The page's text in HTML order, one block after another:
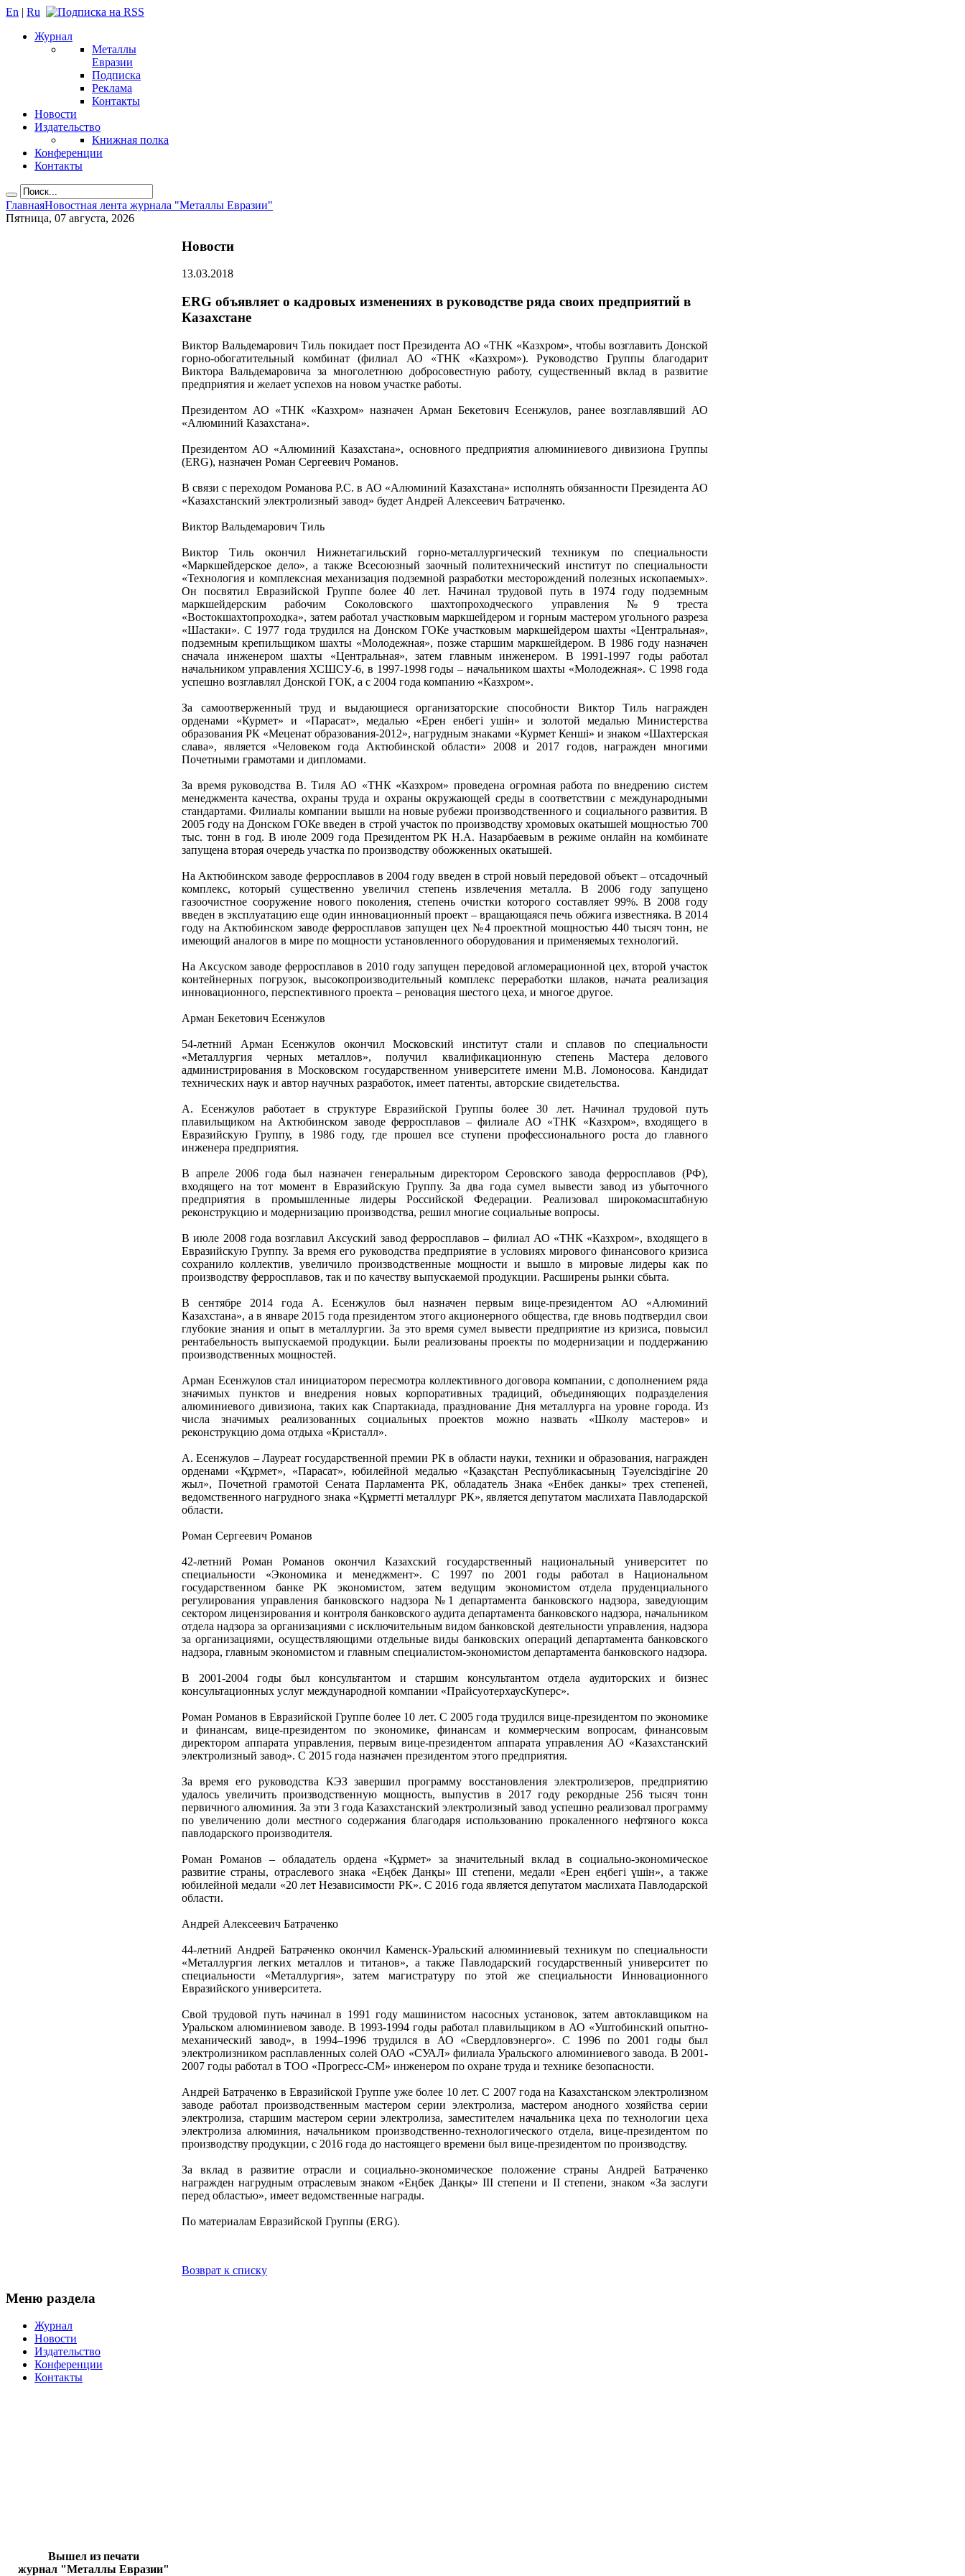
En | Ru
Журнал
Металлы
Евразии
Подписка
Реклама
Контакты
Новости
Издательство
Книжная полка
Конференции
Контакты
ГлавнаяНовостная лента журнала "Металлы Евразии"
Пятница, 07 августа, 2026
Новости
13.03.2018
ERG объявляет о кадровых изменениях в руководстве ряда своих предприятий в
Казахстане
Виктор Вальдемарович Тиль покидает пост Президента АО «ТНК «Казхром», чтобы возглавить Донской
горно-обогатительный комбинат (филиал АО «ТНК «Казхром»). Руководство Группы благодарит
Виктора Вальдемаровича за многолетнюю добросовестную работу, существенный вклад в развитие
предприятия и желает успехов на новом участке работы.
Президентом АО «ТНК «Казхром» назначен Арман Бекетович Есенжулов, ранее возглавлявший АО
«Алюминий Казахстана».
Президентом АО «Алюминий Казахстана», основного предприятия алюминиевого дивизиона Группы
(ERG), назначен Роман Сергеевич Романов.
В связи с переходом Романова Р.С. в АО «Алюминий Казахстана» исполнять обязанности Президента АО
«Казахстанский электролизный завод» будет Андрей Алексеевич Батраченко.
Виктор Вальдемарович Тиль
Виктор Тиль окончил Нижнетагильский горно-металлургический техникум по специальности
«Маркшейдерское дело», а также Всесоюзный заочный политехнический институт по специальности
«Технология и комплексная механизация подземной разработки месторождений полезных ископаемых».
Он посвятил Евразийской Группе более 40 лет. Начинал трудовой путь в 1974 году подземным
маркшейдерским рабочим Соколовского шахтопроходческого управления №9 треста
«Востокшахтопроходка», затем работал участковым маркшейдером и горным мастером угольного разреза
«Шастаки». С 1977 года трудился на Донском ГОКе участковым маркшейдером шахты «Центральная»,
подземным крепильщиком шахты «Молодежная», позже старшим маркшейдером. В 1986 году назначен
сначала инженером шахты «Центральная», затем главным инженером. В 1991-1997 годы работал
начальником управления ХСШСУ-6, в 1997-1998 годы – начальником шахты «Молодежная». С 1998 года
успешно возглавлял Донской ГОК, а с 2004 года компанию «Казхром».
За самоотверженный труд и выдающиеся организаторские способности Виктор Тиль награжден
орденами «Курмет» и «Парасат», медалью «Ерен енбегi yшiн» и золотой медалью Министерства
образования РК «Меценат образования-2012», нагрудным знаками «Курмет Кеншi» и знаком «Шахтерская
слава», является «Человеком года Актюбинской области» 2008 и 2017 годов, награжден многими
Почетными грамотами и дипломами.
За время руководства В. Тиля АО «ТНК «Казхром» проведена огромная работа по внедрению систем
менеджмента качества, охраны труда и охраны окружающей среды в соответствии с международными
стандартами. Филиалы компании вышли на новые рубежи производственного и социального развития. В
2005 году на Донском ГОКе введен в строй участок по производству хромовых окатышей мощностью 700
тыс. тонн в год. В июле 2009 года Президентом РК Н.А. Назарбаевым в режиме онлайн на комбинате
запущена вторая очередь участка по производству обожженных окатышей.
На Актюбинском заводе ферросплавов в 2004 году введен в строй новый передовой объект – отсадочный
комплекс, который существенно увеличил степень извлечения металла. В 2006 году запущено
газоочистное сооружение нового поколения, степень очистки которого составляет 99%. В 2008 году
введен в эксплуатацию еще один инновационный проект – вращающаяся печь обжига известняка. В 2014
году на Актюбинском заводе ферросплавов запущен цех №4 проектной мощностью 440 тысяч тонн, не
имеющий аналогов в мире по мощности установленного оборудования и применяемых технологий.
На Аксуском заводе ферросплавов в 2010 году запущен передовой агломерационной цех, второй участок
контейнерных погрузок, высокопроизводительный комплекс переработки шлаков, начата реализация
инновационного, перспективного проекта – реновация шестого цеха, и многое другое.
Арман Бекетович Есенжулов
54-летний Арман Есенжулов окончил Московский институт стали и сплавов по специальности
«Металлургия черных металлов», получил квалификационную степень Мастера делового
администрирования в Московском государственном университете имени М.В. Ломоносова. Кандидат
технических наук и автор научных разработок, имеет патенты, авторские свидетельства.
А. Есенжулов работает в структуре Евразийской Группы более 30 лет. Начинал трудовой путь
плавильщиком на Актюбинском заводе ферросплавов – филиале АО «ТНК «Казхром», входящего в
Евразийскую Группу, в 1986 году, где прошел все ступени профессионального роста до главного
инженера предприятия.
В апреле 2006 года был назначен генеральным директором Серовского завода ферросплавов (РФ),
входящего на тот момент в Евразийскую Группу. За два года сумел вывести завод из убыточного
предприятия в промышленные лидеры Российской Федерации. Реализовал широкомасштабную
реконструкцию и модернизацию производства, решил многие социальные вопросы.
В июле 2008 года возглавил Аксуский завод ферросплавов – филиал АО «ТНК «Казхром», входящего в
Евразийскую Группу. За время его руководства предприятие в условиях мирового финансового кризиса
сохранило коллектив, увеличило производственные мощности и вышло в мировые лидеры как по
производству ферросплавов, так и по качеству выпускаемой продукции. Расширены рынки сбыта.
В сентябре 2014 года А. Есенжулов был назначен первым вице-президентом АО «Алюминий
Казахстана», а в январе 2015 года президентом этого акционерного общества, где вновь подтвердил свои
глубокие знания и опыт в металлургии. За это время сумел вывести предприятие из кризиса, повысил
рентабельность выпускаемой продукции. Были реализованы проекты по модернизации и поддержанию
производственных мощностей.
Арман Есенжулов стал инициатором пересмотра коллективного договора компании, с дополнением ряда
значимых пунктов и внедрения новых корпоративных традиций, объединяющих подразделения
алюминиевого дивизиона, таких как Спартакиада, празднование Дня металлурга на уровне города. Из
числа значимых реализованных социальных проектов можно назвать «Школу мастеров» и
реконструкцию дома отдыха «Кристалл».
А. Есенжулов – Лауреат государственной премии РК в области науки, техники и образования, награжден
орденами «Құрмет», «Парасат», юбилейной медалью «Қазақстан Республикасының Тәуелсіздігіне 20
жыл», Почетной грамотой Сената Парламента РК, обладатель Знака «Енбек данкы» трех степеней,
ведомственного нагрудного знака «Құрметті металлург РК», является депутатом маслихата Павлодарской
области.
Роман Сергеевич Романов
42-летний Роман Романов окончил Казахский государственный национальный университет по
специальности «Экономика и менеджмент». С 1997 по 2001 годы работал в Национальном
государственном банке РК экономистом, затем ведущим экономистом отдела пруденциального
регулирования управления банковского надзора №1 департамента банковского надзора, заведующим
сектором лицензирования и контроля банковского аудита департамента банковского надзора, начальником
отдела надзора за организациями с исключительным видом банковской деятельности управления, надзора
за организациями, осуществляющими отдельные виды банковских операций департамента банковского
надзора, главным экономистом и главным специалистом-экономистом департамента банковского надзора.
В 2001-2004 годы был консультантом и старшим консультантом отдела аудиторских и бизнес
консультационных услуг международной компании «ПрайсуотерхаусКуперс».
Роман Романов в Евразийской Группе более 10 лет. С 2005 года трудился вице-президентом по экономике
и финансам, вице-президентом по экономике, финансам и коммерческим вопросам, финансовым
директором аппарата управления, первым вице-президентом аппарата управления АО «Казахстанский
электролизный завод». С 2015 года назначен президентом этого предприятия.
За время его руководства КЭЗ завершил программу восстановления электролизеров, предприятию
удалось увеличить производственную мощность, выпустив в 2017 году рекордные 256 тысяч тонн
первичного алюминия. За эти 3 года Казахстанский электролизный завод успешно реализовал программу
по увеличению доли местного содержания благодаря использованию прокаленного нефтяного кокса
павлодарского производителя.
Роман Романов – обладатель ордена «Құрмет» за значительный вклад в социально-экономическое
развитие страны, отраслевого знака «Еңбек Данқы» III степени, медали «Ерен еңбегi үшiн», а также
юбилейной медали «20 лет Независимости РК». С 2016 года является депутатом маслихата Павлодарской
области.
Андрей Алексеевич Батраченко
44-летний Андрей Батраченко окончил Каменск-Уральский алюминиевый техникум по специальности
«Металлургия легких металлов и титанов», а также Павлодарский государственный университет по
специальности «Металлургия», затем магистратуру по этой же специальности Инновационного
Евразийского университета.
Свой трудовой путь начинал в 1991 году машинистом насосных установок, затем автоклавщиком на
Уральском алюминиевом заводе. В 1993-1994 годы работал плавильщиком в АО «Уштобинский опытно-
механический завод», в 1994–1996 трудился в АО «Свердловэнерго». С 1996 по 2001 годы был
электролизником расплавленных солей ОАО «СУАЛ» филиала Уральского алюминиевого завода. В 2001-
2007 годы работал в ТОО «Прогресс-СМ» инженером по охране труда и технике безопасности.
Андрей Батраченко в Евразийской Группе уже более 10 лет. С 2007 года на Казахстанском электролизном
заводе работал производственным мастером серии электролиза, мастером анодного хозяйства серии
электролиза, старшим мастером серии электролиза, заместителем начальника цеха по технологии цеха
электролиза алюминия, начальником производственно-технологического отдела, вице-президентом по
производству продукции, с 2016 года до настоящего времени был вице-президентом по производству.
За вклад в развитие отрасли и социально-экономическое положение страны Андрей Батраченко
награжден нагрудным отраслевым знаком «Еңбек Данқы» III степени и II степени, знаком «За заслуги
перед областью», имеет ведомственные награды.
По материалам Евразийской Группы (ERG).
Возврат к списку
Меню раздела
Журнал
Новости
Издательство
Конференции
Контакты
Вышел из печати
журнал "Металлы Евразии"